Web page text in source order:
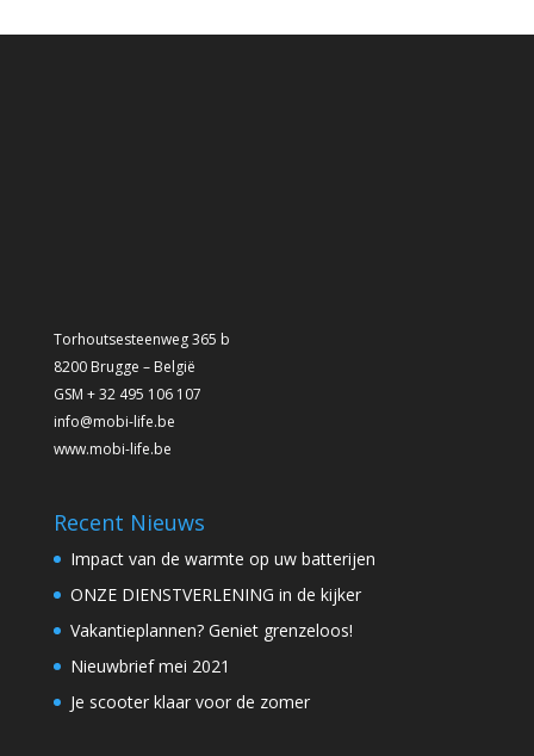
Torhoutsesteenweg 365 b
8200 Brugge – België
GSM + 32 495 106 107
info@mobi-life.be
www.mobi-life.be
Recent Nieuws
Impact van de warmte op uw batterijen
ONZE DIENSTVERLENING in de kijker
Vakantieplannen? Geniet grenzeloos!
Nieuwbrief mei 2021
Je scooter klaar voor de zomer